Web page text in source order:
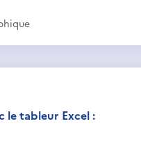
le tableur Excel :